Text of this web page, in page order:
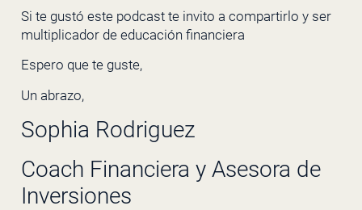
Si te gustó este podcast te invito a compartirlo y ser
multiplicador de educación financiera
Espero que te guste,
Un abrazo,
Sophia Rodriguez
Coach Financiera y Asesora de
Inversiones